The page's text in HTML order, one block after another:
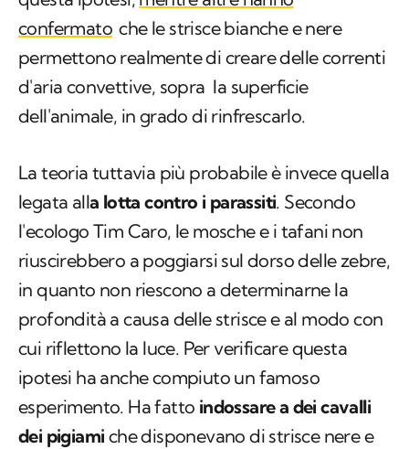
confermato che le strisce bianche e nere
permettono realmente di creare delle correnti
d'aria convettive, sopra la superficie
dell'animale, in grado di rinfrescarlo.
La teoria tuttavia più probabile è invece quella
legata alla lotta contro i parassiti. Secondo
l'ecologo Tim Caro, le mosche e i tafani non
riuscirebbero a poggiarsi sul dorso delle zebre,
in quanto non riescono a determinarne la
profondità a causa delle strisce e al modo con
cui riflettono la luce. Per verificare questa
ipotesi ha anche compiuto un famoso
esperimento. Ha fatto indossare a dei cavalli
dei pigiami che disponevano di strisce nere e